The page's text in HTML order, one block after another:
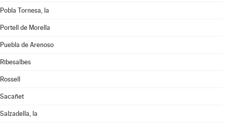
Pobla Tornesa, la
Portell de Morella
Puebla de Arenoso
Ribesalbes
Rossell
Sacañet
Salzadella, la